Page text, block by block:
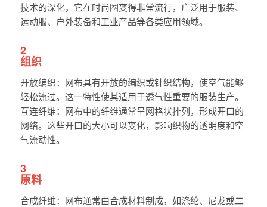
技术的深化，它在时尚圈变得非常流行，广泛用于服装、
运动服、户外装备和工业产品等各类应用领域。
2
组织
开放编织：网布具有开放的编织或针织结构，使空气能够
轻松流过。这一特性使其适用于透气性重要的服装生产。
互连纤维：网布中的纤维通常呈网格状排列，形成开口的
网络。这些开口的大小可以变化，影响织物的透明度和空
气流动性。
3
原料
合成纤维：网布通常由合成材料制成，如涤纶、尼龙或二